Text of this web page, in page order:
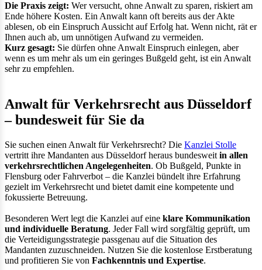
Die Praxis zeigt: Wer versucht, ohne Anwalt zu sparen, riskiert am
Ende höhere Kosten. Ein Anwalt kann oft bereits aus der Akte
ablesen, ob ein Einspruch Aussicht auf Erfolg hat. Wenn nicht, rät er
Ihnen auch ab, um unnötigen Aufwand zu vermeiden.
Kurz gesagt: Sie dürfen ohne Anwalt Einspruch einlegen, aber
wenn es um mehr als um ein geringes Bußgeld geht, ist ein Anwalt
sehr zu empfehlen.
Anwalt für Verkehrsrecht aus Düsseldorf
– bundesweit für Sie da
Sie suchen einen Anwalt für Verkehrsrecht? Die Kanzlei Stolle
vertritt ihre Mandanten aus Düsseldorf heraus bundesweit in allen
verkehrsrechtlichen Angelegenheiten. Ob Bußgeld, Punkte in
Flensburg oder Fahrverbot – die Kanzlei bündelt ihre Erfahrung
gezielt im Verkehrsrecht und bietet damit eine kompetente und
fokussierte Betreuung.
Besonderen Wert legt die Kanzlei auf eine klare Kommunikation
und individuelle Beratung. Jeder Fall wird sorgfältig geprüft, um
die Verteidigungsstrategie passgenau auf die Situation des
Mandanten zuzuschneiden. Nutzen Sie die kostenlose Erstberatung
und profitieren Sie von Fachkenntnis und Expertise.